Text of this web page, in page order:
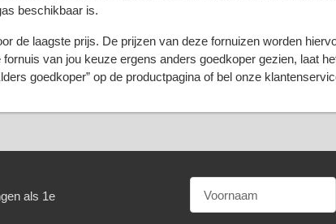
beschikbaar is.
de laagste prijs. De prijzen van deze fornuizen worden
van jou keuze ergens anders goedkoper gezien, laat
goedkoper” op de productpagina of bel onze
als 1e